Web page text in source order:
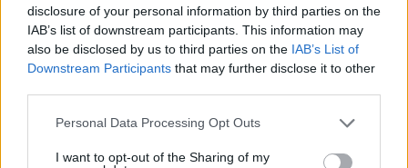
disclosure of your personal information by third parties on the
IAB’s list of downstream participants. This information may
also be disclosed by us to third parties on the IAB’s List of
Downstream Participants that may further disclose it to other
Please note that this website/app uses one or more Google
not limited to your visit or usage behaviour. You may click to
Personal Data Processing Opt Outs
I want to opt-out of the Sharing of my
Thema Insights